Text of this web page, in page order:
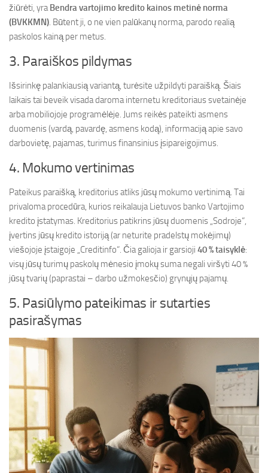
žiūrėti, yraBendra vartojimo kredito kainos metinė norma
(BVKKMN). Būtent ji, o ne vien palūkanų norma, parodo realią
paskolos kainą per metus.
3. Paraiškos pildymas
Išsirinkę palankiausią variantą, turėsite užpildyti paraišką. Šiais
laikais tai beveik visada daroma internetu kreditoriaus svetainėje
arba mobiliojoje programėlėje. Jums reikės pateikti asmens
duomenis (vardą, pavardę, asmens kodą), informaciją apie savo
darbovietę, pajamas, turimus finansinius įsipareigojimus.
4. Mokumo vertinimas
Pateikus paraišką, kreditorius atliks jūsų mokumo vertinimą. Tai
privaloma procedūra, kurios reikalauja Lietuvos banko Vartojimo
kredito įstatymas. Kreditorius patikrins jūsų duomenis „Sodroje“,
įvertins jūsų kredito istoriją (ar neturite pradelstų mokėjimų)
viešojoje įstaigoje „Creditinfo“. Čia galioja ir garsioji 40 % taisyklė:
visų jūsų turimų paskolų mėnesio įmokų suma negali viršyti 40 %
jūsų tvarių (paprastai – darbo užmokesčio) grynųjų pajamų.
5. Pasiūlymo pateikimas ir sutarties
pasirašymas